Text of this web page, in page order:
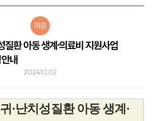
마감
질환 아동 생계·의료비 지원사업
내
2024.10.02
·난치성질환 아동 생계·